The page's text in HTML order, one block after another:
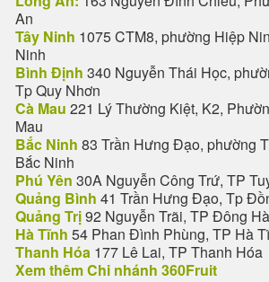
An
Tây Ninh 1075 CTM8, phường Hiệp
Ninh
Bình Định 340 Nguyễn Thái Học,
Tp Quy Nhơn
Cà Mau 221 Lý Thường Kiệt, K2,
Mau
Bắc Ninh 83 Trần Hưng Đạo, phường
Bắc Ninh
Phú Yên 30A Nguyễn Công Trứ, TP
Quảng Bình 41 Trần Hưng Đạo, Tp
Quảng Trị92 Nguyễn Trãi, TP Đông Hà
Hà Tĩnh 54 Phan Đình Phùng, TP Hà
Thanh Hóa 177 Lê Lai, TP Thanh Hóa
Xem thêm Chi nhánh 360Fruit